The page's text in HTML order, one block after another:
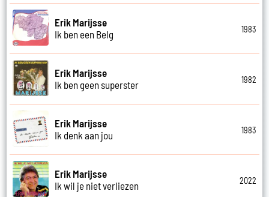
Erik Marijsse
Ik ben een Belg
1983
Erik Marijsse
Ik ben geen superster
1982
Erik Marijsse
Ik denk aan jou
1983
Erik Marijsse
Ik wil je niet verliezen
2022